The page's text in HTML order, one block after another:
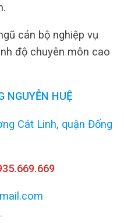
cán bộ nghiệp vụ
độ chuyên môn cao
NGUYỄN HUỆ
Cát Linh, quận Đống